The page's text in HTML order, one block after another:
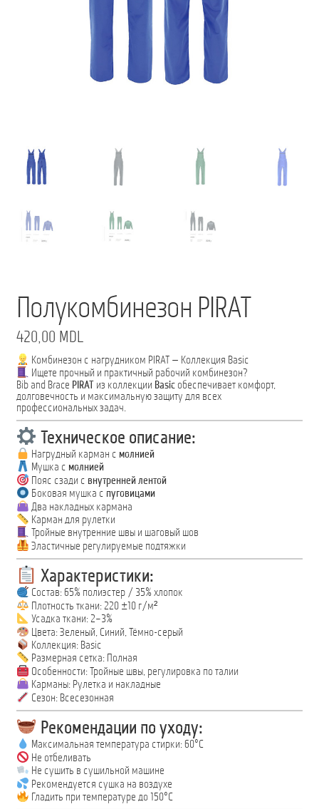
Пожарная Техника
Полицейская Техника
Скорая Помощь Тип ”C”
Полукомбинезон PIRAT
420,00 MDL
Комбинезон с нагрудником PIRAT — Коллекция Basic
Ищете прочный и практичный рабочий комбинезон?
Bib and Brace PIRAT из коллекции Basicобеспечивает комфорт,
долговечность и максимальную защиту для всех
профессиональных задач.
Техническое описание:
Нагрудный карман с молнией
Мушка с молнией
Пояс сзади с внутренней лентой
Боковая мушка с пуговицами
Два накладных кармана
Карман для рулетки
Тройные внутренние швы и шаговый шов
Эластичные регулируемые подтяжки
Характеристики:
Состав: 65% полиэстер / 35% хлопок
Плотность ткани: 220 ±10 г/м²
Усадка ткани: 2–3%
Цвета: Зеленый, Синий, Тёмно-серый
Коллекция: Basic
Размерная сетка: Полная
Особенности: Тройные швы, регулировка по талии
Карманы: Рулетка и накладные
Сезон: Всесезонная
Рекомендации по уходу:
Максимальная температура стирки: 60°C
Не отбеливать
Не сушить в сушильной машине
Рекомендуется сушка на воздухе
Гладить при температуре до 150°C